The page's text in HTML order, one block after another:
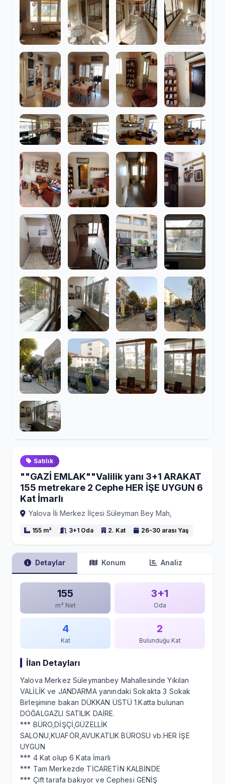
Satılık
""GAZİ EMLAK""Valilik yanı 3+1 ARAKAT
155 metrekare 2 Cephe HER İŞE UYGUN 6
Kat İmarlı
Yalova İli Merkez İlçesi Süleyman Bey Mah,
155 m² 3+1 Oda 2. Kat 26-30 arası Yaş
Detaylar Konum Analiz
155
m² Net
3+1
Oda
4
Kat
2
Bulunduğu Kat
İlan Detayları
Yalova Merkez Süleymanbey Mahallesinde Yıkılan
VALİLİK ve JANDARMA yanındaki Sokakta 3 Sokak
Birleşimine bakan DÜKKAN ÜSTÜ 1.Katta bulunan
DOĞALGAZLI SATILIK DAİRE.
*** BÜRO,DİŞÇİ,GÜZELLİK
SALONU,KUAFÖR,AVUKATLIK BÜROSU vb.HER İŞE
UYGUN
*** 4 Kat olup 6 Kata İmarlı
*** Tam Merkezde TİCARETİN KALBİNDE
*** Çift tarafa bakıyor ve Cephesi GENİŞ